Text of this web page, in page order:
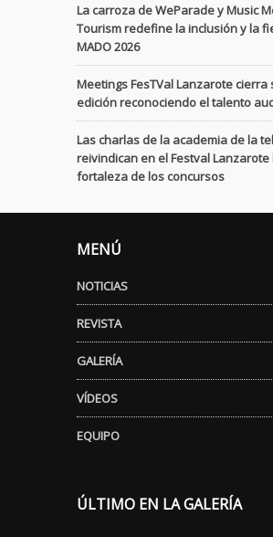
La carroza de WeParade y Music
Tourism redefine la inclusión y la
MADO 2026
Meetings FesTVal Lanzarote cierra
edición reconociendo el talento
Las charlas de la academia de la
reivindican en el Festval Lanzarote
fortaleza de los concursos
MENÚ
NOTICIAS
REVISTA
GALERÍA
VÍDEOS
EQUIPO
ÚLTIMO EN LA GALERÍA